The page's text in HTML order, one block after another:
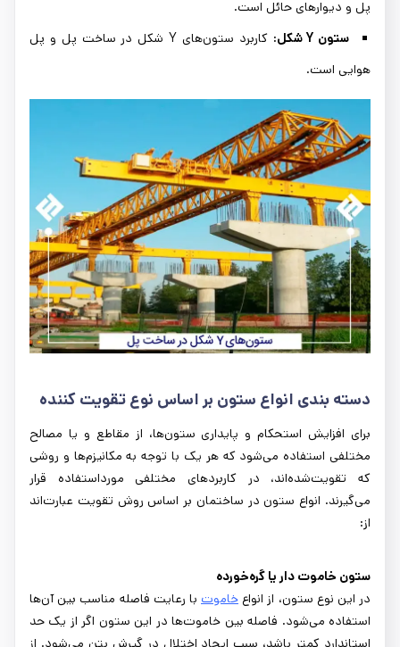
پل و دیوارهای حائل است.
ستون Y شکل:
کاربرد ستون‌های Y شکل در ساخت پل و پل
هوایی است.
دسته بندی انواع ستون بر اساس نوع تقویت کننده
برای افزایش استحکام و پایداری ستون‌ها، از مقاطع و یا مصالح
مختلفی استفاده می‌شود که هر یک با توجه به مکانیزم‌ها و روشی
که تقویت‌شده‌اند، در کاربردهای مختلفی مورداستفاده قرار
می‌گیرند. انواع ستون در ساختمان بر اساس روش تقویت عبارت‌اند
از:
ستون خاموت دار یا گره‌خورده
در این نوع ستون، از انواع خاموت با رعایت فاصله مناسب بین آن‌ها
استفاده می‌شود. فاصله بین خاموت‌ها در این ستون اگر از یک حد
استاندارد کمتر باشد، سبب ایجاد اختلال در گیرش بتن می‌شود. از